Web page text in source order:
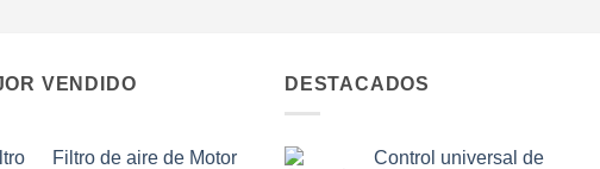
VENDIDO
Filtro de aire de Motor
DESTACADOS
Control universal de